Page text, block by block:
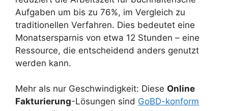
Aufgaben um bis zu 76%, im Vergleich zu
traditionellen Verfahren. Dies bedeutet eine
Monatsersparnis von etwa 12 Stunden – eine
Ressource, die entscheidend anders genutzt
werden kann.
Mehr als nur Geschwindigkeit: Diese Online
Fakturierung-Lösungen sind GoBD-konform